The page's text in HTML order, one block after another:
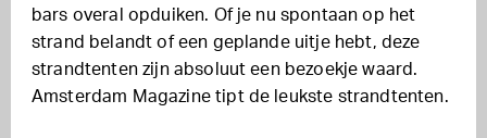
bars overal opduiken. Of je nu spontaan op het
strand belandt of een geplande uitje hebt, deze
strandtenten zijn absoluut een bezoekje waard.
Amsterdam Magazine tipt de leukste strandtenten.